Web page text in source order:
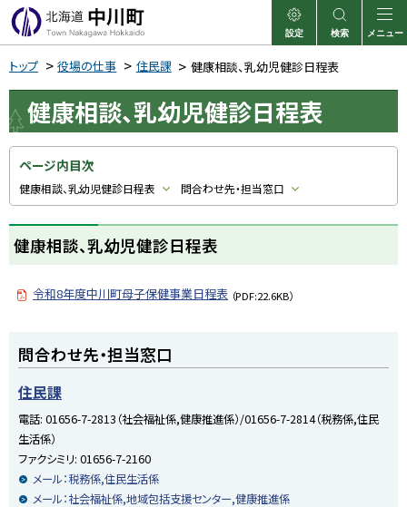
本
へ
メ
ニ
ュ
中川町 表示
設定
検索
サイト内検索
メニュー
トップ 役場の仕事 住民課 健康相談、乳幼児健診日程表
健康相談、乳幼児健診日程表
ページ内目次
健康相談、乳幼児健診日程表 問合わせ先・担当窓口
健康相談、乳幼児健診日程表
令和8年度中川町母子保健事業日程表 （PDF:22.6KB）
に
戻
る
問合わせ先・担当窓口
住民課
電話: 01656-7-2813（社会福祉係,健康推進係）/01656-7-2814（税務係,住民
生活係）
ファクシミリ: 01656-7-2160
メール：税務係,住民生活係
メール：社会福祉係,地域包括支援センター,健康推進係